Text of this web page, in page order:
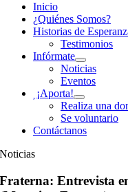
Inicio
¿Quiénes Somos?
Historias de
Testimonios
Infórmate
Noticias
Eventos
¡Aporta!
Realiza una
Se voluntario
Contáctanos
Noticias
Fraterna: Entrevista